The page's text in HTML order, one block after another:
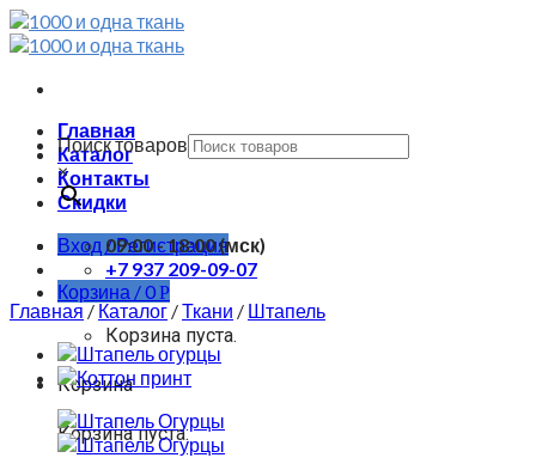
Skip
to
Главная
Каталог
Контакты
Скидки
Вход / Регистрация
Корзина /0Р
Корзина пуста.
Корзина
Корзина пуста.
Поиск товаров
×
09:00 - 18:00 (мск)
+7 937 209-09-07
Главная/Каталог /Ткани / Штапель